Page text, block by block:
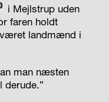
i Mejlstrup uden
faren holdt
været landmænd i
man næsten
derude.”